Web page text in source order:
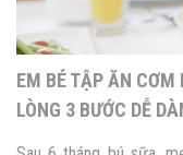
EM BÉ TẬP ĂN
LÒNG 3 BƯỚC DỄ